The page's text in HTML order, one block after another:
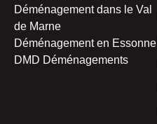
Déménagement dans le Val
de Marne
Déménagement en Essonne
DMD Déménagements